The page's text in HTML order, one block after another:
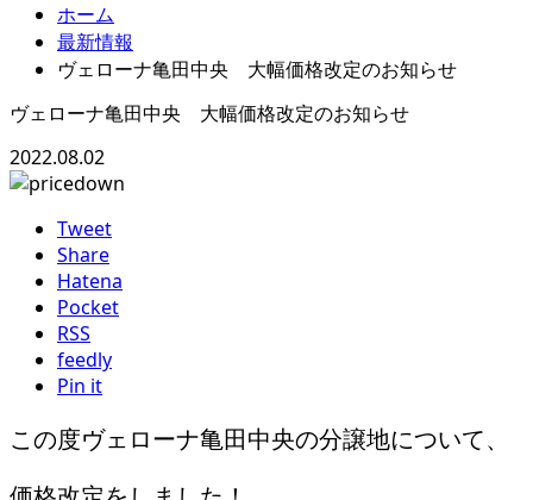
ホーム
最新情報
ヴェローナ亀田中央 大幅価格改定のお知らせ
ヴェローナ亀田中央 大幅価格改定のお知らせ
2022.08.02
Tweet
Share
Hatena
Pocket
RSS
feedly
Pin it
この度ヴェローナ亀田中央の分譲地について、